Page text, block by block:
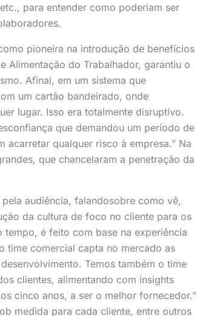
para entender como poderiam ser
pioneira na introdução de benefícios
Alimentação do Trabalhador, garantiu o
Afinal, em um sistema que
um cartão bandeirado, onde
lugar. Isso era totalmente disruptivo.
que demandou um período de
qualquer risco à empresa.” Na
que chancelaram a penetração da
audiência, falandosobre como vê,
da cultura de foco no cliente para os
é feito com base na experiência
time comercial capta no mercado as
Temos também o time
clientes, alimentando com insights
cinco anos, a ser o melhor fornecedor.”
medida para cada cliente, entre outros